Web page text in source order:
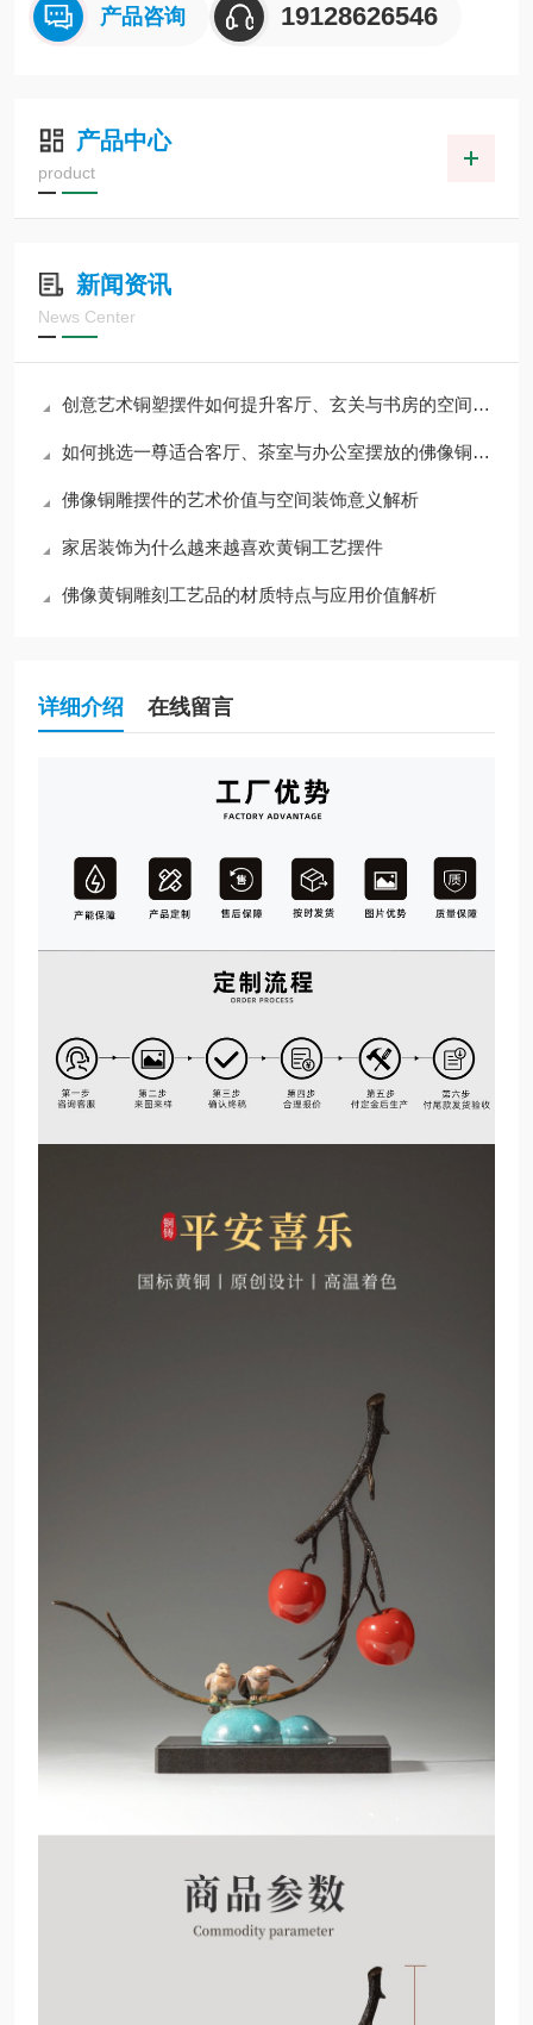
产品咨询 19128626546
产品中心
product
新闻资讯
News Center
创意艺术铜塑摆件如何提升客厅、玄关与书房的空间格调
如何挑选一尊适合客厅、茶室与办公室摆放的佛像铜雕摆件？
佛像铜雕摆件的艺术价值与空间装饰意义解析
家居装饰为什么越来越喜欢黄铜工艺摆件
佛像黄铜雕刻工艺品的材质特点与应用价值解析
详细介绍 在线留言